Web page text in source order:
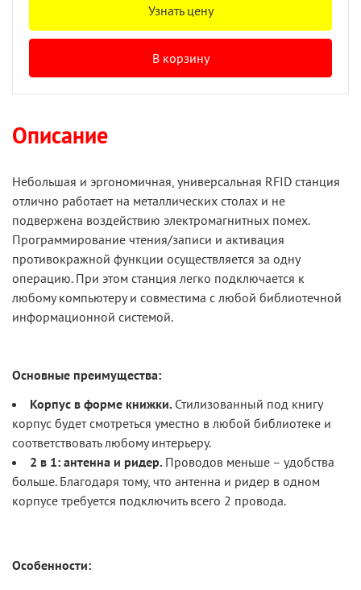
Узнать цену
В корзину
Описание
Небольшая и эргономичная, универсальная RFID станция
отлично работает на металлических столах и не
подвержена воздействию электромагнитных помех.
Программирование чтения/записи и активация
противокражной функции осуществляется за одну
операцию. При этом станция легко подключается к
любому компьютеру и совместима с любой библиотечной
информационной системой.
Основные преимущества:
Корпус в форме книжки. Стилизованный под книгу
корпус будет смотреться уместно в любой библиотеке и
соответствовать любому интерьеру.
2 в 1: антенна и ридер. Проводов меньше – удобства
больше. Благодаря тому, что антенна и ридер в одном
корпусе требуется подключить всего 2 провода.
Особенности: